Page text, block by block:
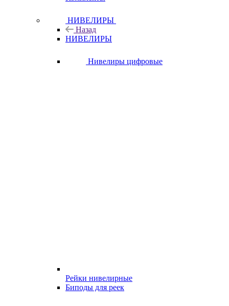
НИВЕЛИРЫ
Назад
НИВЕЛИРЫ
Нивелиры цифровые
Рейки нивелирные
Биподы для реек